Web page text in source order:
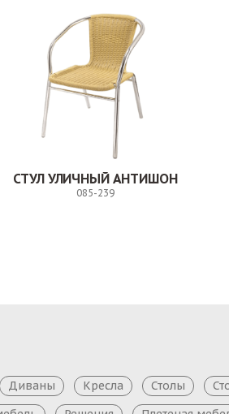
СТУЛ УЛИЧНЫЙ АНТИШОН
085-239
Диваны Кресла Столы